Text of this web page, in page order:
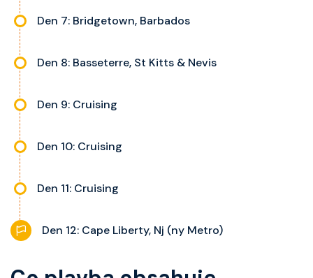
Den 7: Bridgetown, Barbados
Den 8: Basseterre, St Kitts & Nevis
Den 9: Cruising
Den 10: Cruising
Den 11: Cruising
Den 12: Cape Liberty, Nj (ny Metro)